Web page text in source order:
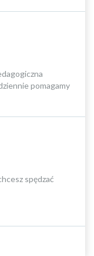
pomagamy
spędzać